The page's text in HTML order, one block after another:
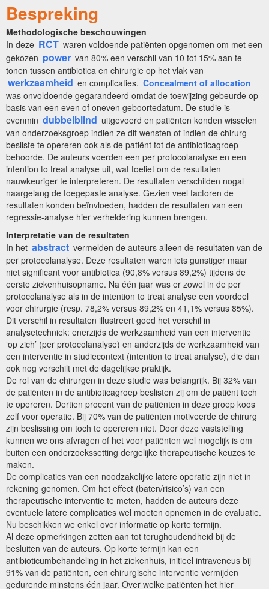
Bespreking
Methodologische beschouwingen
In deze RCT waren voldoende patiënten opgenomen om met een
gekozen power van 80% een verschil van 10 tot 15% aan te
tonen tussen antibiotica en chirurgie op het vlak van
werkzaamheid en complicaties. Concealment of allocation
was onvoldoende gegarandeerd omdat de toewijzing gebeurde op
basis van een even of oneven geboortedatum. De studie is
evenmin dubbelblind uitgevoerd en patiënten konden wisselen
van onderzoeksgroep indien ze dit wensten of indien de chirurg
besliste te opereren ook als de patiënt tot de antibioticagroep
behoorde. De auteurs voerden een per protocolanalyse en een
intention to treat analyse uit, wat toeliet om de resultaten
nauwkeuriger te interpreteren. De resultaten verschilden nogal
naargelang de toegepaste analyse. Gezien veel factoren de
resultaten konden beïnvloeden, hadden de resultaten van een
regressie-analyse hier verheldering kunnen brengen.
Interpretatie van de resultaten
In het abstract vermelden de auteurs alleen de resultaten van de
per protocolanalyse. Deze resultaten waren iets gunstiger maar
niet significant voor antibiotica (90,8% versus 89,2%) tijdens de
eerste ziekenhuisopname. Na één jaar was er zowel in de per
protocolanalyse als in de intention to treat analyse een voordeel
voor chirurgie (resp. 78,2% versus 89,2% en 41,1% versus 85%).
Dit verschil in resultaten illustreert goed het verschil in
analysetechniek: enerzijds de werkzaamheid van een interventie
‘op zich’ (per protocolanalyse) en anderzijds de werkzaamheid van
een interventie in studiecontext (intention to treat analyse), die dan
ook nog verschilt met de dagelijkse praktijk.
De rol van de chirurgen in deze studie was belangrijk. Bij 32% van
de patiënten in de antibioticagroep beslisten zij om de patiënt toch
te opereren. Dertien procent van de patiënten in deze groep koos
zelf voor operatie. Bij 70% van de patiënten motiveerde de chirurg
zijn beslissing om toch te opereren niet. Door deze vaststelling
kunnen we ons afvragen of het voor patiënten wel mogelijk is om
buiten een onderzoekssetting dergelijke therapeutische keuzes te
maken.
De complicaties van een noodzakelijke latere operatie zijn niet in
rekening genomen. Om het effect (baten/risico’s) van een
therapeutische interventie te meten, hadden de auteurs deze
eventuele latere complicaties wel moeten opnemen in de evaluatie.
Nu beschikken we enkel over informatie op korte termijn.
Al deze opmerkingen zetten aan tot terughoudendheid bij de
besluiten van de auteurs. Op korte termijn kan een
antibioticumbehandeling in het ziekenhuis, initieel intraveneus bij
91% van de patiënten, een chirurgische interventie vermijden
gedurende minstens één jaar. Over welke patiënten het hier